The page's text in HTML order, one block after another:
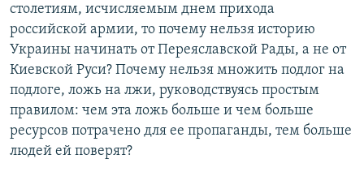
столетиям, исчисляемым днем прихода
российской армии, то почему нельзя историю
Украины начинать от Переяславской Рады, а не от
Киевской Руси? Почему нельзя множить подлог на
подлоге, ложь на лжи, руководствуясь простым
правилом: чем эта ложь больше и чем больше
ресурсов потрачено для ее пропаганды, тем больше
людей ей поверят?